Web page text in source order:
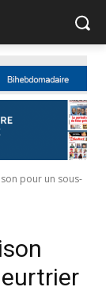
pour un sous-